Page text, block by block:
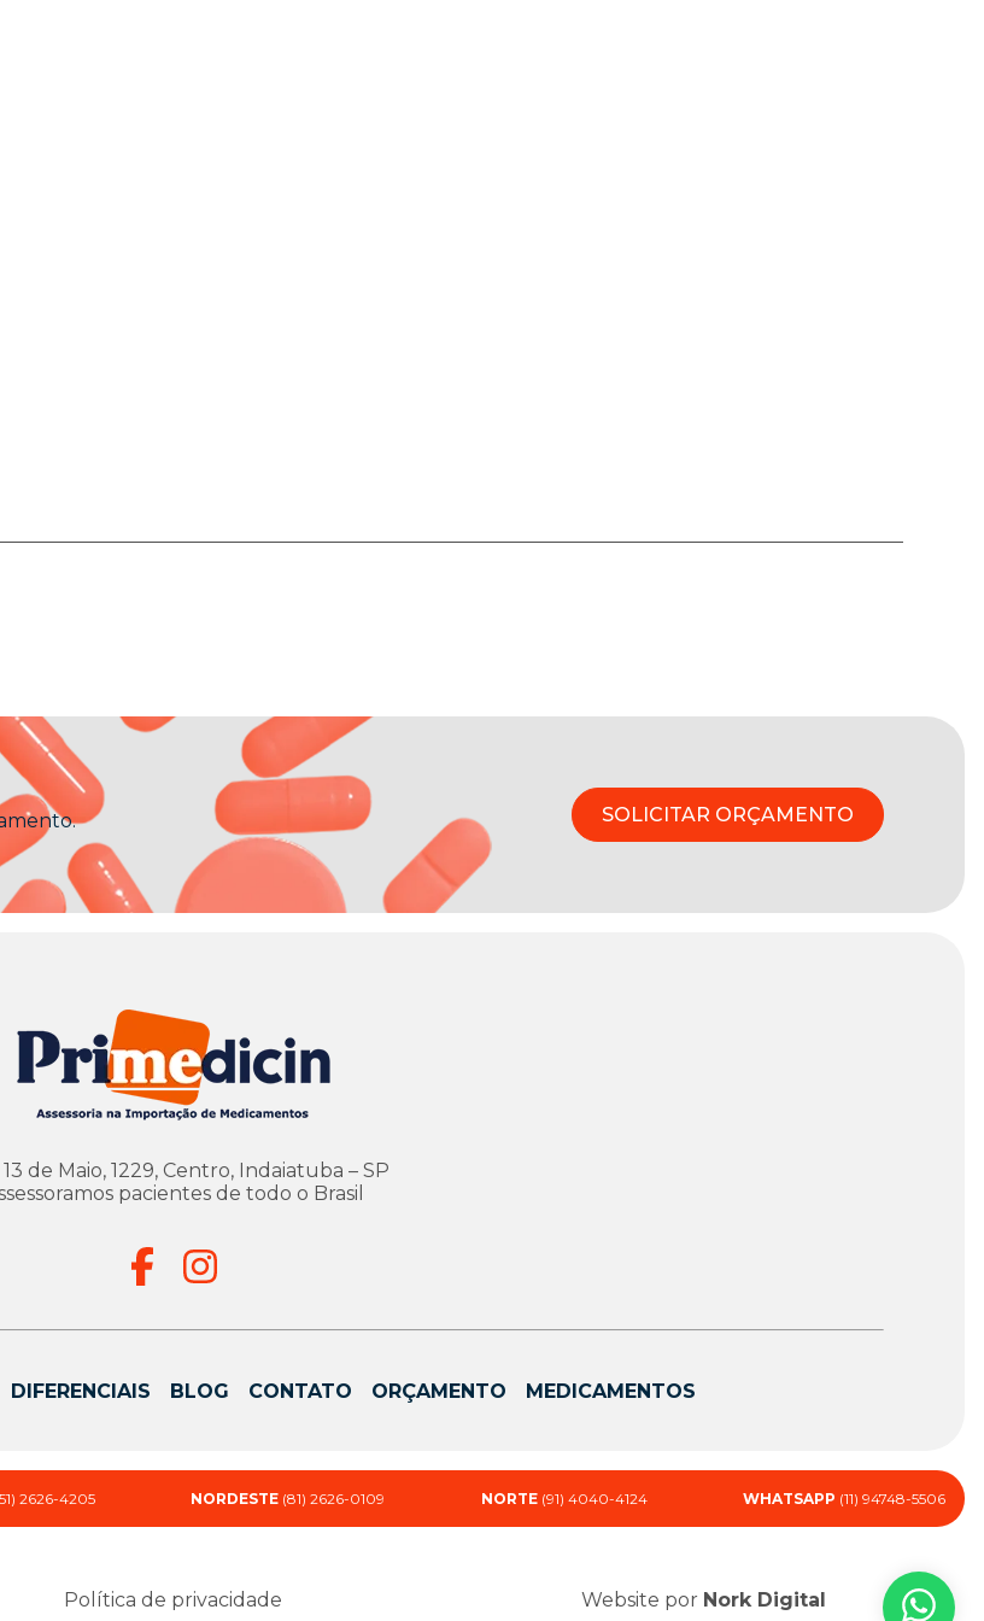
SOLICITAR ORÇAMENTO
de Maio, 1229, Centro, Indaiatuba – SP
pacientes de todo o Brasil
DIFERENCIAIS BLOG CONTATO ORÇAMENTO MEDICAMENTOS
2626-4205 NORDESTE (81) 2626-0109 NORTE (91) 4040-4124 WHATSAPP (11) 94748-5506
Política de privacidade Website por Nork Digital